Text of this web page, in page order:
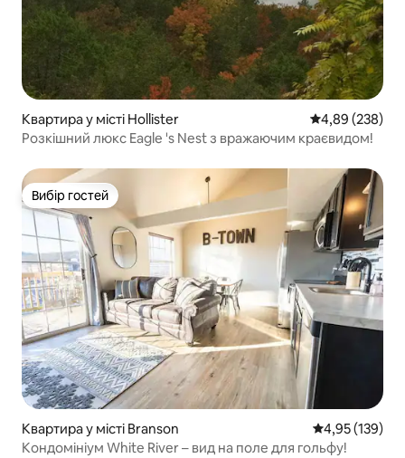
Квартира у місті Hollister Середня
4,89 (238)
Розкішний люкс Eagle 's Nest з вражаючим краєвидом!
Вибір гостей
Вибір гостей
Квартира у місті Branson Середня
4,95 (139)
Кондомініум White River – вид на поле для гольфу!